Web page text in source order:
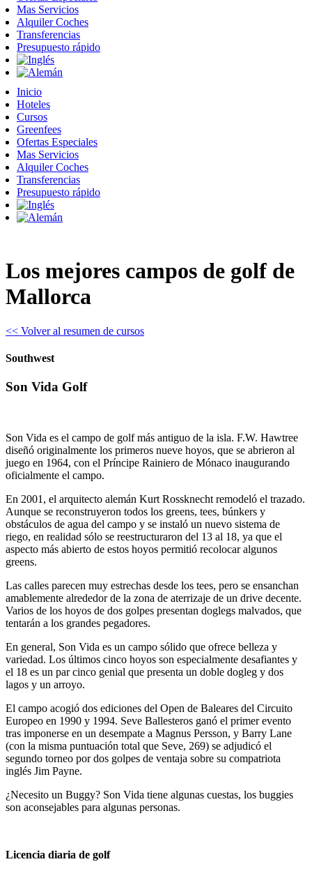
Mas Servicios
Alquiler Coches
Transferencias
Presupuesto rápido
Inicio
Hoteles
Cursos
Greenfees
Ofertas Especiales
Mas Servicios
Alquiler Coches
Transferencias
Presupuesto rápido
Los mejores campos de golf de
Mallorca
<< Volver al resumen de cursos
Southwest
Son Vida Golf
Son Vida es el campo de golf más antiguo de la isla. F.W. Hawtree
diseñó originalmente los primeros nueve hoyos, que se abrieron al
juego en 1964, con el Príncipe Rainiero de Mónaco inaugurando
oficialmente el campo.
En 2001, el arquitecto alemán Kurt Rossknecht remodeló el trazado.
Aunque se reconstruyeron todos los greens, tees, búnkers y
obstáculos de agua del campo y se instaló un nuevo sistema de
riego, en realidad sólo se reestructuraron del 13 al 18, ya que el
aspecto más abierto de estos hoyos permitió recolocar algunos
greens.
Las calles parecen muy estrechas desde los tees, pero se ensanchan
amablemente alrededor de la zona de aterrizaje de un drive decente.
Varios de los hoyos de dos golpes presentan doglegs malvados, que
tentarán a los grandes pegadores.
En general, Son Vida es un campo sólido que ofrece belleza y
variedad. Los últimos cinco hoyos son especialmente desafiantes y
el 18 es un par cinco genial que presenta un doble dogleg y dos
lagos y un arroyo.
El campo acogió dos ediciones del Open de Baleares del Circuito
Europeo en 1990 y 1994. Seve Ballesteros ganó el primer evento
tras imponerse en un desempate a Magnus Persson, y Barry Lane
(con la misma puntuación total que Seve, 269) se adjudicó el
segundo torneo por dos golpes de ventaja sobre su compatriota
inglés Jim Payne.
¿Necesito un Buggy? Son Vida tiene algunas cuestas, los buggies
son aconsejables para algunas personas.
Licencia diaria de golf